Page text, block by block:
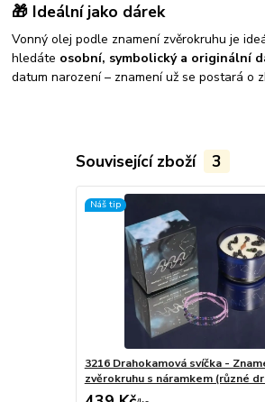
🎁 Ideální jako dárek
Vonný olej podle znamení zvěrokruhu je
hledáte osobní, symbolický a originální
datum narození – znamení už se postará o
Související zboží 3
Náš tip
3216 Drahokamová svíčka -
zvěrokruhu s náramkem (různé